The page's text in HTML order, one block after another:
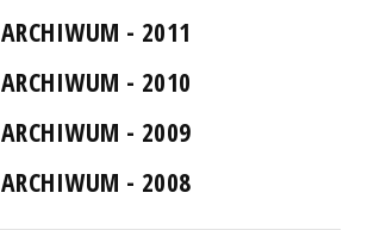
ARCHIWUM - 2011
ARCHIWUM - 2010
ARCHIWUM - 2009
ARCHIWUM - 2008